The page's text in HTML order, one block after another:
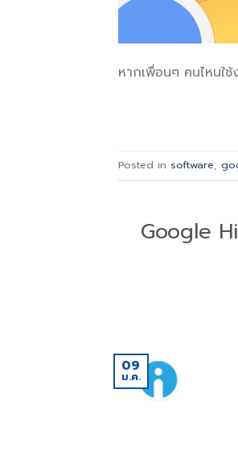
หากเพื่อนๆ คนไหนใ
Posted in software,
Google
09
ม.ค.